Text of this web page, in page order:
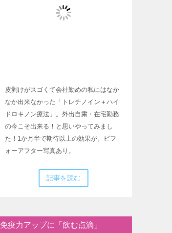
皮剥けがスゴくて会社勤めの私にはなか
なか出来なかった「トレチノイン＋ハイ
ドロキノン療法」。外出自粛・在宅勤務
の今こそ出来る！と思いやってみまし
た！1か月半で期待以上の効果が。ビフ
ォーアフター写真あり。
記事を読む
免疫力アップに「飲む点滴」